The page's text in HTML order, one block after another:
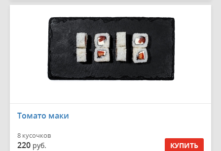
Томато маки
8 кусочков
220 руб. КУПИТЬ